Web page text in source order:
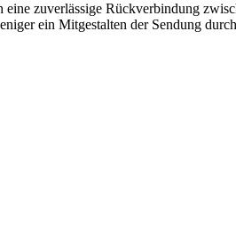
zuverlässige Rückverbindung
ein Mitgestalten der Sendung